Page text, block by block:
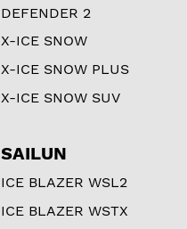
DEFENDER 2
X-ICE SNOW
X-ICE SNOW PLUS
X-ICE SNOW SUV
SAILUN
ICE BLAZER WSL2
ICE BLAZER WSTX